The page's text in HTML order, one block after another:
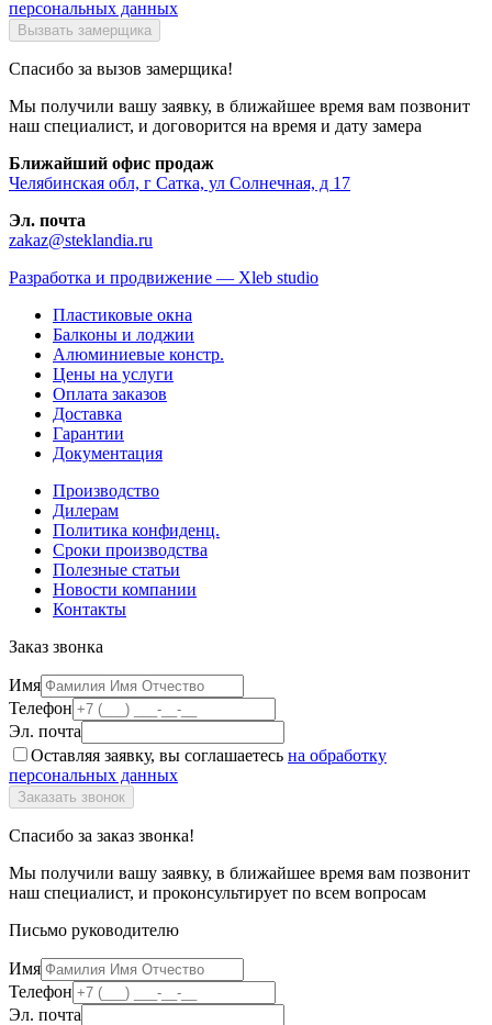
персональных данных
Спасибо за вызов замерщика!
Мы получили вашу заявку, в ближайшее время вам позвонит
наш специалист, и договорится на время и дату замера
Ближайший офис продаж
Челябинская обл, г Сатка, ул Солнечная, д 17
Эл. почта
zakaz@steklandia.ru
Разработка и продвижение — Xleb studio
Пластиковые окна
Балконы и лоджии
Алюминиевые констр.
Цены на услуги
Оплата заказов
Доставка
Гарантии
Документация
Производство
Дилерам
Политика конфиденц.
Сроки производства
Полезные статьи
Новости компании
Контакты
Заказ звонка
Имя
Телефон
Эл. почта
Оставляя заявку, вы соглашаетесь на обработку
персональных данных
Спасибо за заказ звонка!
Мы получили вашу заявку, в ближайшее время вам позвонит
наш специалист, и проконсультирует по всем вопросам
Письмо руководителю
Имя
Телефон
Эл. почта